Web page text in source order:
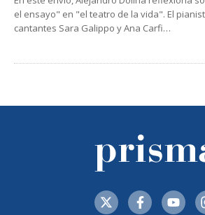
el ensayo" en "el teatro de la vida". El
cantantes Sara Galippo y Ana Carfi…